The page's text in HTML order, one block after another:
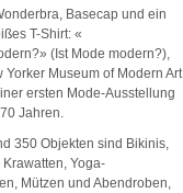
Basecap und ein
T-Shirt: «
(Ist Mode modern?),
Yorker Museum of Modern Art
ersten Mode-Ausstellung
Jahren.
350 Objekten sind Bikinis,
Yoga-
Mützen und Abendroben,